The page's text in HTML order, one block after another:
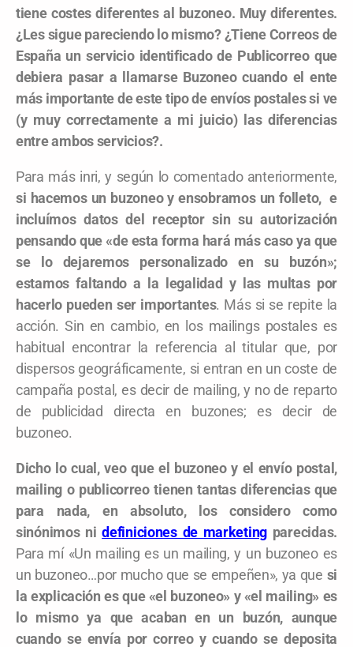
tiene costes diferentes al buzoneo. Muy diferentes.
¿Les sigue pareciendo lo mismo? ¿Tiene Correos de
España un servicio identificado de Publicorreo que
debiera pasar a llamarse Buzoneo cuando el ente
más importante de este tipo de envíos postales si ve
(y muy correctamente a mi juicio) las diferencias
entre ambos servicios?.
Para más inri, y según lo comentado anteriormente,
si hacemos un buzoneo y ensobramos un folleto, e
incluímos datos del receptor sin su autorización
pensando que «de esta forma hará más caso ya que
se lo dejaremos personalizado en su buzón»;
estamos faltando a la legalidad y las multas por
hacerlo pueden ser importantes. Más si se repite la
acción. Sin en cambio, en los mailings postales es
habitual encontrar la referencia al titular que, por
dispersos geográficamente, si entran en un coste de
campaña postal, es decir de mailing, y no de reparto
de publicidad directa en buzones; es decir de
buzoneo.
Dicho lo cual, veo que el buzoneo y el envío postal,
mailing o publicorreo tienen tantas diferencias que
para nada, en absoluto, los considero como
sinónimos nidefiniciones de marketing parecidas.
Para mí «Un mailing es un mailing, y un buzoneo es
un buzoneo…por mucho que se empeñen», ya que si
la explicación es que «el buzoneo» y «el mailing» es
lo mismo ya que acaban en un buzón, aunque
cuando se envía por correo y cuando se deposita